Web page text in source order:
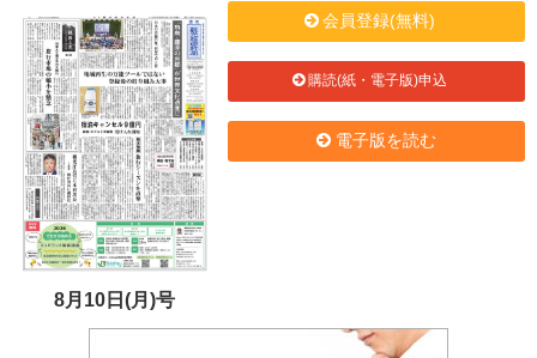
8月10日(月)号
会員登録(無料)
購読(紙・電子版)申込
電子版を読む